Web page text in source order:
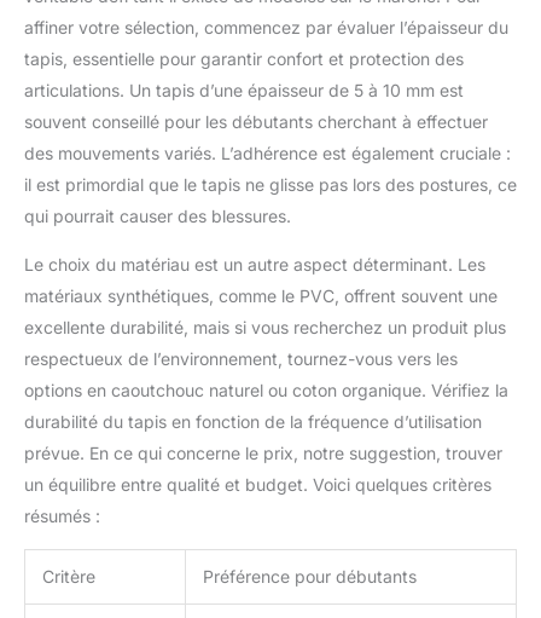
séances de yoga et de Pilates. CONSEILS D’UTILISATION &
D’ENTRETIEN (ADHÉRENCE) – Les tapis en TPE peuvent être
légèrement glissants au début (film de fabrication). Nettoyer
avec un chiffon humide et un savon doux avant la première
utilisation. Essuyer la transpiration et garder le tapis sec pour
affiner votre sélection, commencez par évaluer l’épaisseur du
tapis, essentielle pour garantir confort et protection des
articulations. Un tapis d’une épaisseur de 5 à 10 mm est
souvent conseillé pour les débutants cherchant à effectuer
des mouvements variés. L’adhérence est également cruciale :
il est primordial que le tapis ne glisse pas lors des postures, ce
qui pourrait causer des blessures.
Le choix du matériau est un autre aspect déterminant. Les
matériaux synthétiques, comme le PVC, offrent souvent une
excellente durabilité, mais si vous recherchez un produit plus
respectueux de l’environnement, tournez-vous vers les
options en caoutchouc naturel ou coton organique. Vérifiez la
durabilité du tapis en fonction de la fréquence d’utilisation
prévue. En ce qui concerne le prix, notre suggestion, trouver
un équilibre entre qualité et budget. Voici quelques critères
résumés :
Critère Préférence pour débutants